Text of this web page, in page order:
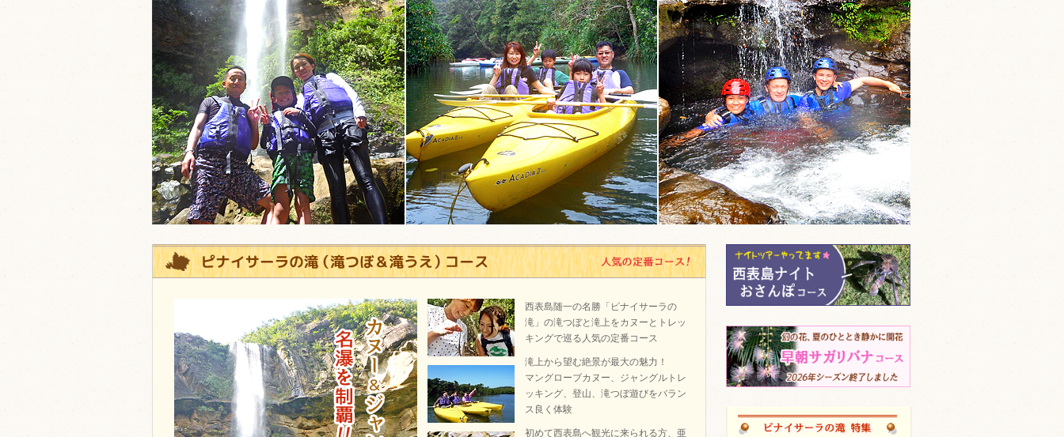
西表島随一の名勝「ピナイサーラの
滝」の滝つぼと滝上をカヌーとトレッ
キングで巡る人気の定番コース
滝上から望む絶景が最大の魅力！
マングローブカヌー、ジャングルトレ
ッキング、登山、滝つぼ遊びをバラン
ス良く体験
初めて西表島へ観光に来られる方、亜